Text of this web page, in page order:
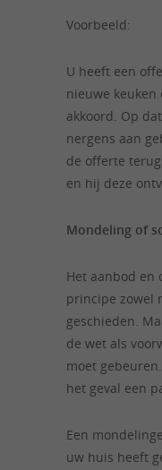
Voorbeeld:
U heeft een
nieuwe
akkoord. Op
nergens aan
de offerte
en hij deze
Mondeling of
Het aanbod en
principe zowel
geschieden.
de wet als
moet
het geval een
Een
uw huis heeft